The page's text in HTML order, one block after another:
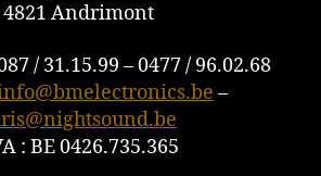
4821 Andrimont
/ 31.15.99 – 0477 / 96.02.68
–
: BE 0426.735.365